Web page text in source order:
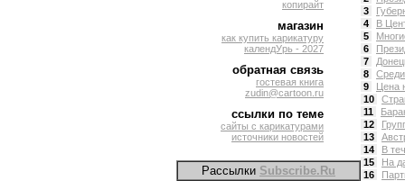
копирайт
магазин
как купить карикатуру
календУрь - 2027
обратная связь
гостевая книга
zudin@cartoon.ru
ссылки по теме
сайты с карикатурами
источники новостей
Рассылки Subscribe.Ru
3
4
В
5
6
7
8
9
Цена
10
11
12
13
14
В
15
На
16